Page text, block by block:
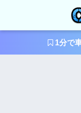
1分で